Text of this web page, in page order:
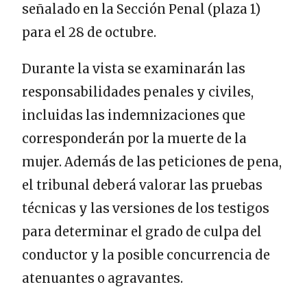
señalado en la Sección Penal (plaza 1)
para el 28 de octubre.
Durante la vista se examinarán las
responsabilidades penales y civiles,
incluidas las indemnizaciones que
corresponderán por la muerte de la
mujer. Además de las peticiones de pena,
el tribunal deberá valorar las pruebas
técnicas y las versiones de los testigos
para determinar el grado de culpa del
conductor y la posible concurrencia de
atenuantes o agravantes.